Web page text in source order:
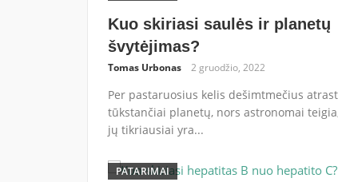
Kuo skiriasi saulės ir planetų
švytėjimas?
Tomas Urbonas 2 gruodžio, 2022
Per pastaruosius kelis dešimtmečius
tūkstančiai planetų, nors astronomai
jų tikriausiai yra...
PATARIMAI